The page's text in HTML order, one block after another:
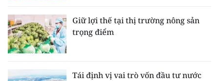
Giữ lợi thế tại thị trường nông sản
trọng điểm
Tái định vị vai trò vốn đầu tư nước